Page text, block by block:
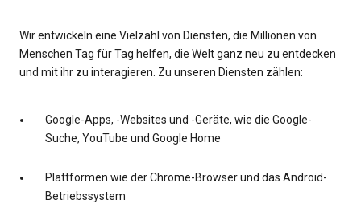
Wir entwickeln eine Vielzahl von Diensten, die Millionen von
Menschen Tag für Tag helfen, die Welt ganz neu zu entdecken
und mit ihr zu interagieren. Zu unseren Diensten zählen:
Google-Apps, -Websites und -Geräte, wie die Google-
Suche, YouTube und Google Home
Plattformen wie der Chrome-Browser und das Android-
Betriebssystem